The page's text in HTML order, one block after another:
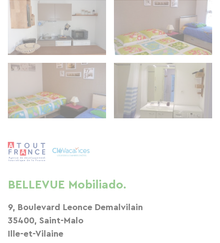
BELLEVUE Mobiliado.
9, Boulevard Leonce Demalvilain
35400, Saint-Malo
Ille-et-Vilaine